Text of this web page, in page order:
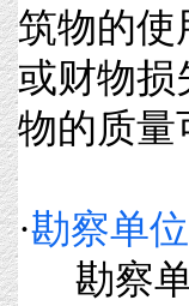
筑物的使
或财物损
物的质量
·勘察单
勘察单